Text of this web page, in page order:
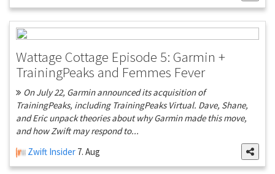
Wattage Cottage Episode 5: Garmin +
TrainingPeaks and Femmes Fever
On July 22, Garmin announced its acquisition of
TrainingPeaks, including TrainingPeaks Virtual. Dave, Shane,
and Eric unpack theories about why Garmin made this move,
and how Zwift may respond to...
Zwift Insider 7. Aug